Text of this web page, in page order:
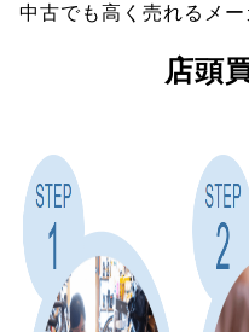
中古でも高く売れるメー
店頭